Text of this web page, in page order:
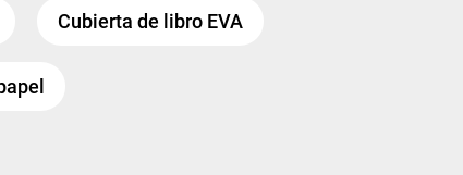
Cubierta de libro EVA